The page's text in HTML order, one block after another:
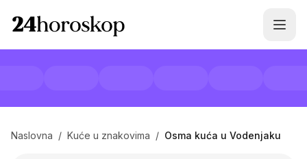
Naslovna / Kuće u znakovima / Osma kuća u Vodenjaku